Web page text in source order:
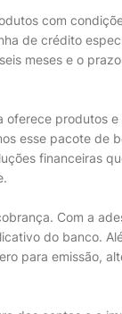
com
de crédito
meses e o
oferece produtos
esse pacote de
financeiras
Com a
do banco.
para emissão,